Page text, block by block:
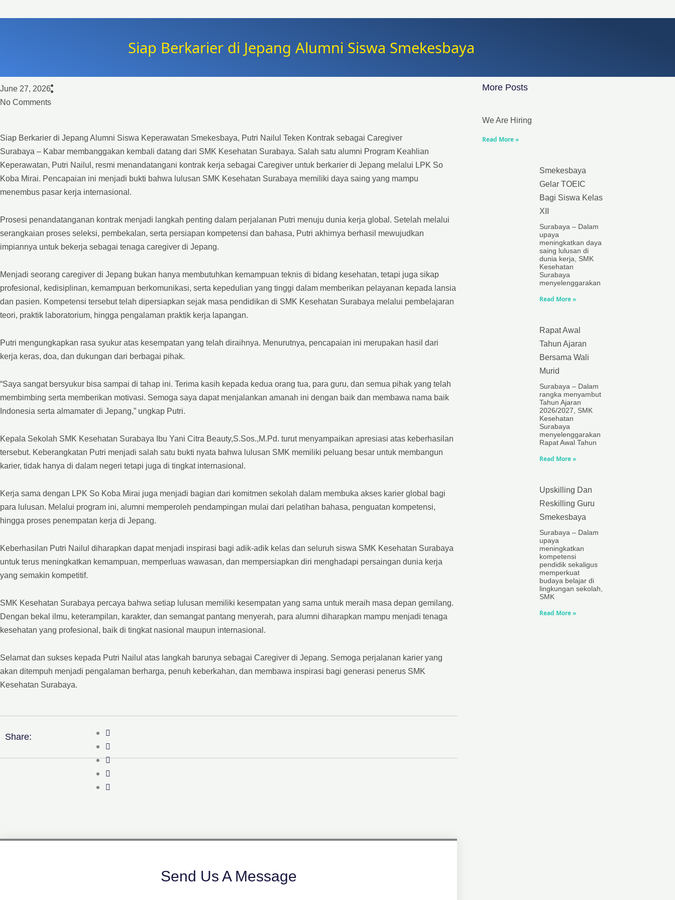
Siap Berkarier di Jepang Alumni Siswa Smekesbaya
June 27, 2026
No Comments
Siap Berkarier di Jepang Alumni Siswa Keperawatan Smekesbaya, Putri Nailul Teken Kontrak sebagai Caregiver
Surabaya – Kabar membanggakan kembali datang dari SMK Kesehatan Surabaya. Salah satu alumni Program Keahlian
Keperawatan, Putri Nailul, resmi menandatangani kontrak kerja sebagai Caregiver untuk berkarier di Jepang melalui LPK So
Koba Mirai. Pencapaian ini menjadi bukti bahwa lulusan SMK Kesehatan Surabaya memiliki daya saing yang mampu
menembus pasar kerja internasional.
Prosesi penandatanganan kontrak menjadi langkah penting dalam perjalanan Putri menuju dunia kerja global. Setelah melalui
serangkaian proses seleksi, pembekalan, serta persiapan kompetensi dan bahasa, Putri akhirnya berhasil mewujudkan
impiannya untuk bekerja sebagai tenaga caregiver di Jepang.
Menjadi seorang caregiver di Jepang bukan hanya membutuhkan kemampuan teknis di bidang kesehatan, tetapi juga sikap
profesional, kedisiplinan, kemampuan berkomunikasi, serta kepedulian yang tinggi dalam memberikan pelayanan kepada lansia
dan pasien. Kompetensi tersebut telah dipersiapkan sejak masa pendidikan di SMK Kesehatan Surabaya melalui pembelajaran
teori, praktik laboratorium, hingga pengalaman praktik kerja lapangan.
Putri mengungkapkan rasa syukur atas kesempatan yang telah diraihnya. Menurutnya, pencapaian ini merupakan hasil dari
kerja keras, doa, dan dukungan dari berbagai pihak.
“Saya sangat bersyukur bisa sampai di tahap ini. Terima kasih kepada kedua orang tua, para guru, dan semua pihak yang telah
membimbing serta memberikan motivasi. Semoga saya dapat menjalankan amanah ini dengan baik dan membawa nama baik
Indonesia serta almamater di Jepang,” ungkap Putri.
Kepala Sekolah SMK Kesehatan Surabaya Ibu Yani Citra Beauty,S.Sos.,M.Pd. turut menyampaikan apresiasi atas keberhasilan
tersebut. Keberangkatan Putri menjadi salah satu bukti nyata bahwa lulusan SMK memiliki peluang besar untuk membangun
karier, tidak hanya di dalam negeri tetapi juga di tingkat internasional.
Kerja sama dengan LPK So Koba Mirai juga menjadi bagian dari komitmen sekolah dalam membuka akses karier global bagi
para lulusan. Melalui program ini, alumni memperoleh pendampingan mulai dari pelatihan bahasa, penguatan kompetensi,
hingga proses penempatan kerja di Jepang.
Keberhasilan Putri Nailul diharapkan dapat menjadi inspirasi bagi adik-adik kelas dan seluruh siswa SMK Kesehatan Surabaya
untuk terus meningkatkan kemampuan, memperluas wawasan, dan mempersiapkan diri menghadapi persaingan dunia kerja
yang semakin kompetitif.
SMK Kesehatan Surabaya percaya bahwa setiap lulusan memiliki kesempatan yang sama untuk meraih masa depan gemilang.
Dengan bekal ilmu, keterampilan, karakter, dan semangat pantang menyerah, para alumni diharapkan mampu menjadi tenaga
kesehatan yang profesional, baik di tingkat nasional maupun internasional.
Selamat dan sukses kepada Putri Nailul atas langkah barunya sebagai Caregiver di Jepang. Semoga perjalanan karier yang
akan ditempuh menjadi pengalaman berharga, penuh keberkahan, dan membawa inspirasi bagi generasi penerus SMK
Kesehatan Surabaya.
Share:
Send Us A Message
More Posts
We Are Hiring
Read More »
Smekesbaya
Gelar TOEIC
Bagi Siswa Kelas
XII
Surabaya – Dalam
upaya
meningkatkan daya
saing lulusan di
dunia kerja, SMK
Kesehatan
Surabaya
menyelenggarakan
Read More »
Rapat Awal
Tahun Ajaran
Bersama Wali
Murid
Surabaya – Dalam
rangka menyambut
Tahun Ajaran
2026/2027, SMK
Kesehatan
Surabaya
menyelenggarakan
Rapat Awal Tahun
Read More »
Upskilling Dan
Reskilling Guru
Smekesbaya
Surabaya – Dalam
upaya
meningkatkan
kompetensi
pendidik sekaligus
memperkuat
budaya belajar di
lingkungan sekolah,
SMK
Read More »